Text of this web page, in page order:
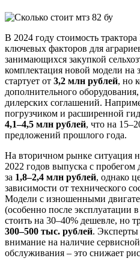
В 2024 году стоимость
ключевых факторов для
занимающихся закупкой
комплектация новой модели на
стартует от 3,2 млн рублей, но
дополнительного
дилерских соглашений.
погрузчиком и расширенной
4,1–4,5 млн рублей, что на
предложений прошлого года.
На вторичном рынке ситуация
2022 годов выпуска с пробегом
за 1,8–2,4 млн рублей, однако
зависимости от технического
Модели с изношенными
(особенно после эксплуатации
стоить на 30–40% дешевле, но
300–500 тыс. рублей.
внимание на наличие
обслуживания – это снижает